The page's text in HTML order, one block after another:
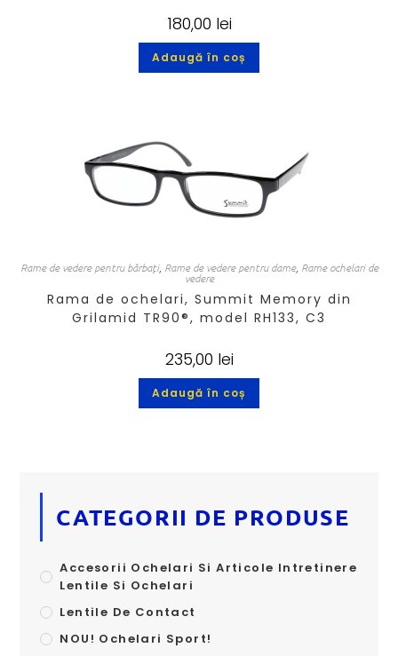
180,00 lei
Adaugă în coș
Rame de vedere pentru bărbați, Rame de vedere pentru dame, Rame ochelari de
vedere
Rama de ochelari, Summit Memory din
Grilamid TR90®, model RH133, C3
235,00 lei
Adaugă în coș
CATEGORII DE PRODUSE
Accesorii Ochelari Si Articole Intretinere
Lentile Si Ochelari
Lentile De Contact
NOU! Ochelari Sport!